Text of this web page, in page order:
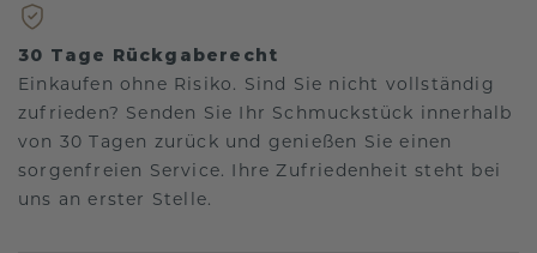
30 Tage Rückgaberecht
Einkaufen ohne Risiko. Sind Sie nicht vollständig
zufrieden? Senden Sie Ihr Schmuckstück innerhalb
von 30 Tagen zurück und genießen Sie einen
sorgenfreien Service. Ihre Zufriedenheit steht bei
uns an erster Stelle.